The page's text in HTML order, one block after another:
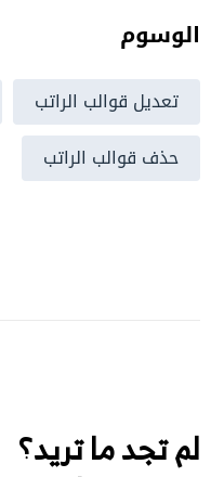
الوسوم
تعديل قوالب الراتب
حذف قوالب الراتب
لم تجد ما تريد؟